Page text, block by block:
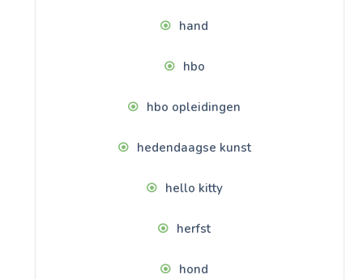
hand
hbo
hbo opleidingen
hedendaagse kunst
hello kitty
herfst
hond